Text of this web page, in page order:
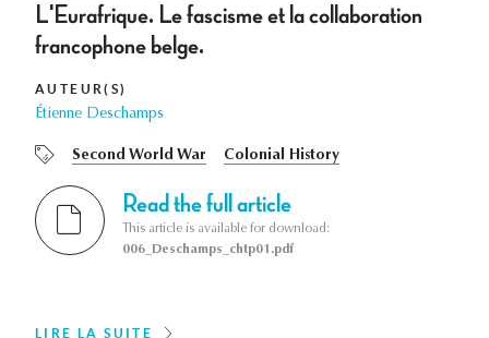
L'Eurafrique. Le fascisme et la collaboration
francophone belge.
AUTEUR(S)
Étienne Deschamps
Second World War Colonial History
Read the full article
This article is available for download:
006_Deschamps_chtp01.pdf
LIRE LA SUITE